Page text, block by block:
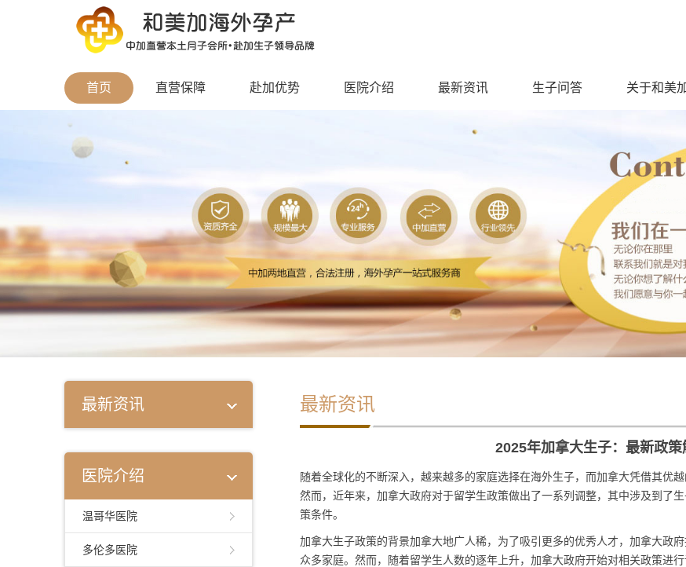
首页 直营保障 赴加优势 医院介绍 最新资讯 生子问答 关于和美
最新资讯
医院介绍
温哥华医院
多伦多医院
最新资讯
2025年加拿大生子：最新政
随着全球化的不断深入，越来越多的家庭选择在海外生子，而加拿大凭借其优
然而，近年来，加拿大政府对于留学生政策做出了一系列调整，其中涉及到了
策条件。
加拿大生子政策的背景加拿大地广人稀，为了吸引更多的优秀人才，加拿大政
众多家庭。然而，随着留学生人数的逐年上升，加拿大政府开始对相关政策进行